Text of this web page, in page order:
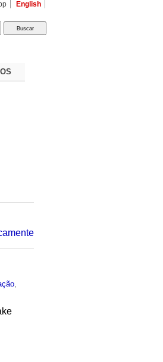
English